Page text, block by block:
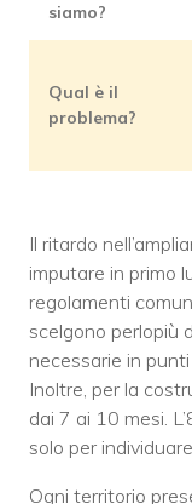
siamo?
Qual è il
problema?
Il ritardo
imputare in primo
regolamenti
scelgono perlopiù
necessarie in
Inoltre, per la
dai 7 ai 10 mesi.
solo per
Ogni territorio